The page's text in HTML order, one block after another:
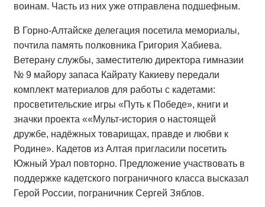
воинам. Часть из них уже отправлена подшефным.
В Горно-Алтайске делегация посетила мемориалы,
почтила память полковника Григория Хабиева.
Ветерану службы, заместителю директора гимназии
№ 9 майору запаса Кайрату Какиеву передали
комплект материалов для работы с кадетами:
просветительские игры «Путь к Победе», книги и
значки проекта ««Мульт-история о настоящей
дружбе, надёжных товарищах, правде и любви к
Родине». Кадетов из Алтая пригласили посетить
Южный Урал повторно. Предложение участвовать в
поддержке кадетского пограничного класса высказал
Герой России, пограничник Сергей Зяблов.